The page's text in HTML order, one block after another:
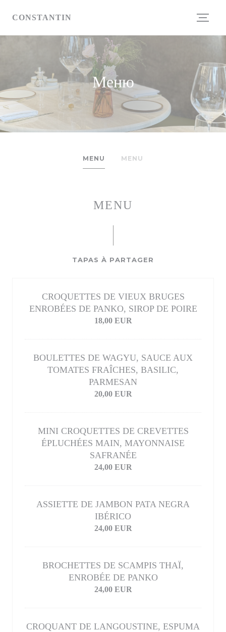
CONSTANTIN
Меню
MENU MENU
MENU
TAPAS À PARTAGER
CROQUETTES DE VIEUX BRUGES
ENROBÉES DE PANKO, SIROP DE POIRE
18,00 EUR
BOULETTES DE WAGYU, SAUCE AUX
TOMATES FRAÎCHES, BASILIC,
PARMESAN
20,00 EUR
MINI CROQUETTES DE CREVETTES
ÉPLUCHÉES MAIN, MAYONNAISE
SAFRANÉE
24,00 EUR
ASSIETTE DE JAMBON PATA NEGRA
IBÉRICO
24,00 EUR
BROCHETTES DE SCAMPIS THAÏ,
ENROBÉE DE PANKO
24,00 EUR
CROQUANT DE LANGOUSTINE, ESPUMA